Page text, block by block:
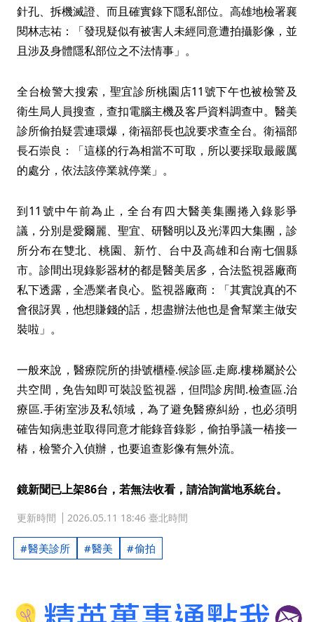
針孔、拆機滅證、而且確實錄下隱私部位。高雄地檢署襄
閱林志祐：「發現疑似有被害人未經同意遭拍攝影像，並
且涉及身體隱私部位之不法情事」。
全台檢警大搜索，聖宜診所桃園店11號下午也被檢警及
衛生局人員搜查，查扣電腦主機及客戶資料調查中。醫美
診所偷拍疑雲連環爆，衛福部長也說要求查全台。衛福部
長石崇良：「這樣的行為相當不可取，所以要採取最嚴厲
的處分，依法該停業就停業」。
到11號中午前為止，全台有四大醫美集團捲入錄影爭
議，分別是愛爾麗、聖宜、研醫明以及光澤四大集團，診
所分布在雙北、桃園、新竹、台中及高雄和台南七個縣
市。診間出現錄影器材的都是醫美居多，合法監視器廠商
私下透露，全憑業者良心。監視器廠商：「其實說真的不
會很訝異，他想賺錢的話，想盡辦法他也是會幫業主做安
裝啦」。
一般來說，醫療院所的掛號櫃檯.候診區.走廊.樓梯屬於公
共空間，免告知即可裝設監視器，但問診房間.檢查區.治
療區.手術室涉及私領域，為了避免醫療糾紛，也必須明
確告知病患並取得同意才能錄音錄影，偷拍爭議一樁接一
樁，檢警介入偵辦，也要追查影像有無外流。
鏡新聞已上架86台，若無法收看，請洽詢當地系統台。
更新時間 2026.05.11 18:46 臺北時間
醫美診所 醫美 偷拍